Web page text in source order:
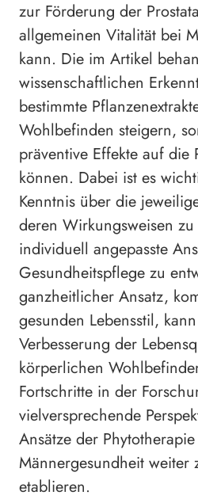
zur Förderung der
allgemeinen Vitalität bei
kann. Die im Artikel
wissenschaftlichen
bestimmte
Wohlbefinden steigern,
präventive Effekte auf die
können. Dabei ist es
Kenntnis über die
deren Wirkungsweisen
individuell angepasste
Gesundheitspflege zu
ganzheitlicher Ansatz,
gesunden Lebensstil,
Verbesserung der
körperlichen
Fortschritte in der
vielversprechende
Ansätze der
Männergesundheit weiter
etablieren.